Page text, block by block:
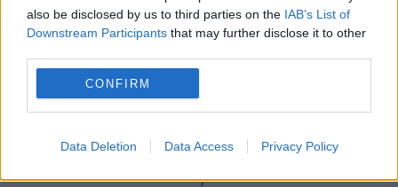
also be disclosed by us to third parties on the IAB’s List of
Downstream Participants that may further disclose it to other
CONFIRM
Data Deletion Data Access Privacy Policy
Locuiești la bloc? 10 reguli pe care mulți
plătească mai mult.Ce spune legea
Concediu 2026. Dreptul pe care mulți
salariați nu îl cunosc. Când se pot pierde
zilele de concediu și când nu